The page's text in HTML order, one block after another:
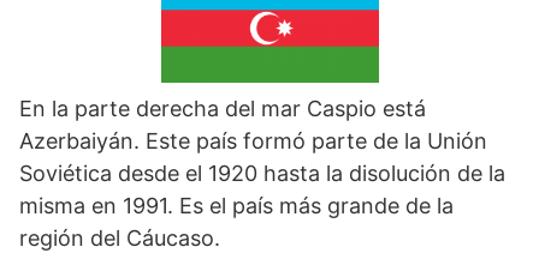
En la parte derecha del mar Caspio está
Azerbaiyán. Este país formó parte de la Unión
Soviética desde el 1920 hasta la disolución de la
misma en 1991. Es el país más grande de la
región del Cáucaso.